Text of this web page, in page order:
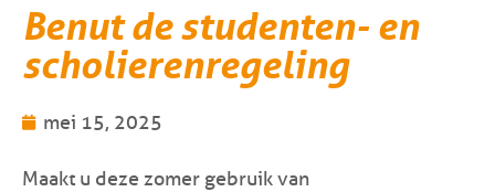
Benut de studenten- en
scholierenregeling
mei 15, 2025
Maakt u deze zomer gebruik van